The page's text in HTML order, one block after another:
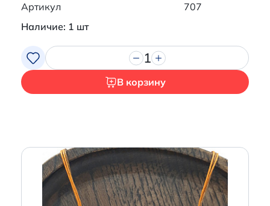
Артикул
707
Наличие: 1 шт
1
В корзину